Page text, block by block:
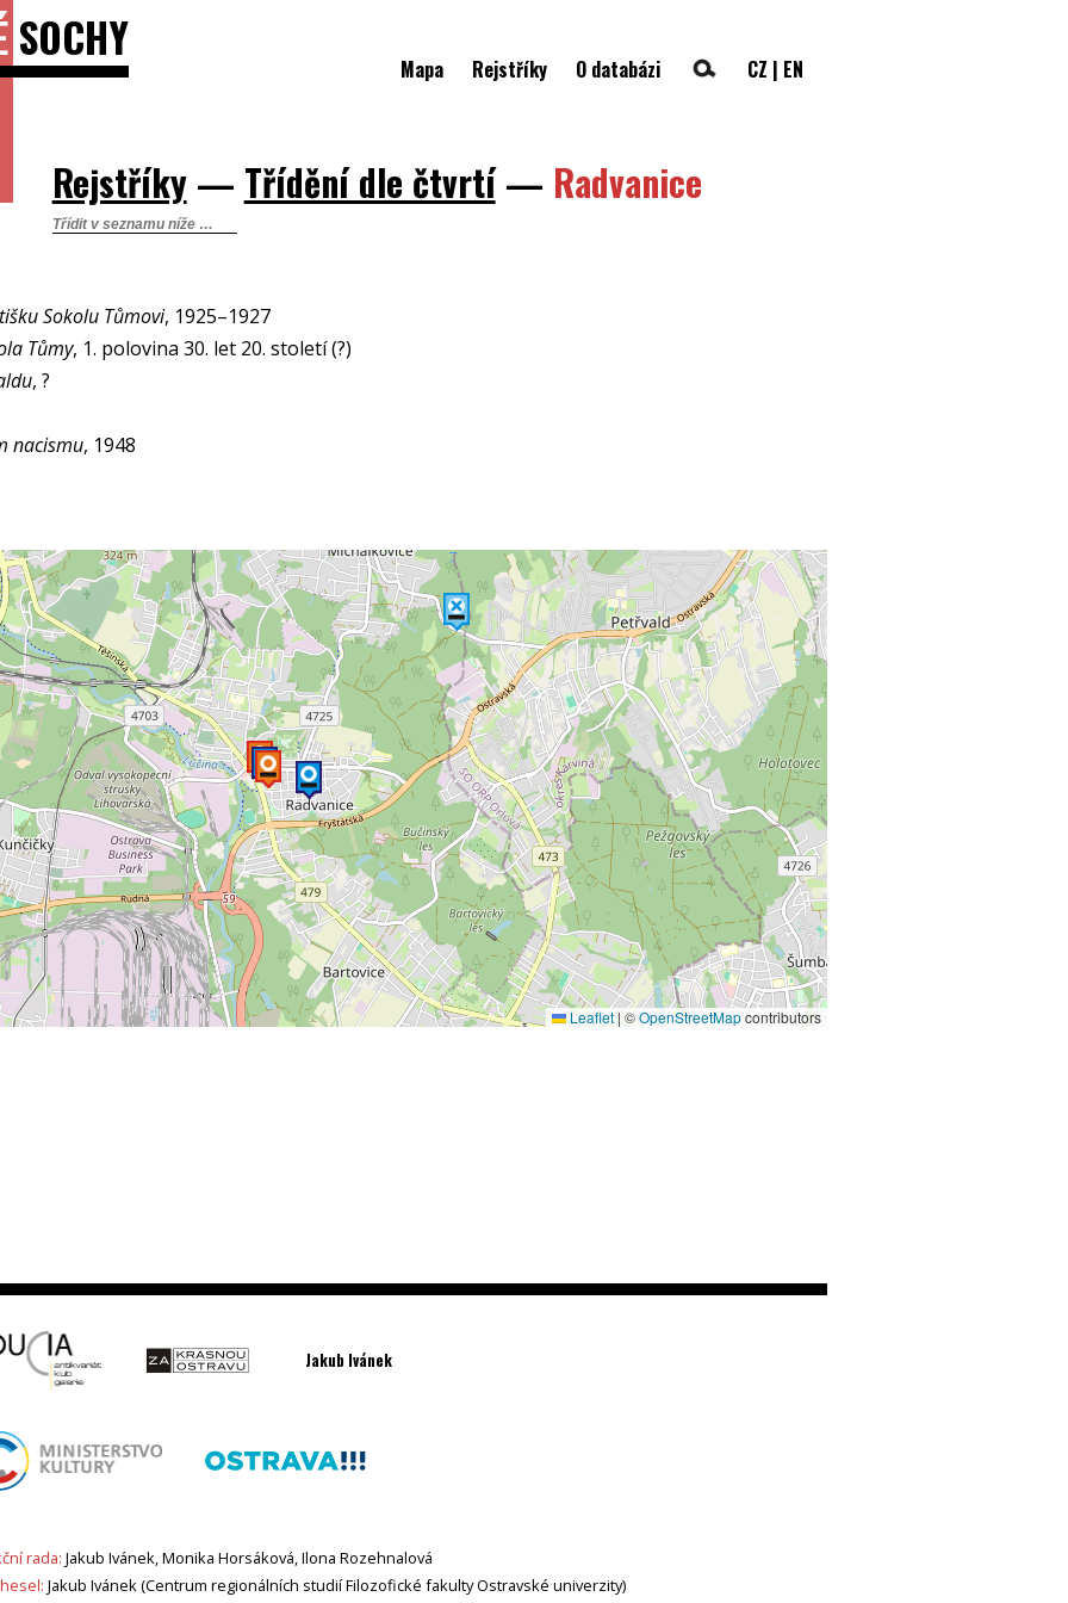
SOCHY
Mapa Rejstříky O databázi CZ | EN
Rejstříky— Třídění dle čtvrtí— Radvanice
Sokolu Tůmovi, 1925–1927
Tůmy, 1. polovina 30. let 20. století (?)
, ?
nacismu, 1948
Leaflet | ©OpenStreetMapcontributors
Jakub Ivánek
rada: Jakub Ivánek, Monika Horsáková, Ilona Rozehnalová
Jakub Ivánek (Centrum regionálních studií Filozofické fakulty Ostravské univerzity)